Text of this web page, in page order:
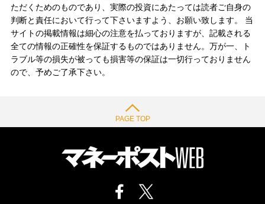
ただくためのものであり、実際の投資にあたっては読者ご自身の
判断と責任において行って下さいますよう、お願い致します。 当
サイトの掲載情報は細心の注意を払っておりますが、記載される
全ての情報の正確性を保証するものではありません。万が一、ト
ラブル等の損失が被っても損害等の保証は一切行っておりません
ので、予めご了承下さい。
PAGE TOP